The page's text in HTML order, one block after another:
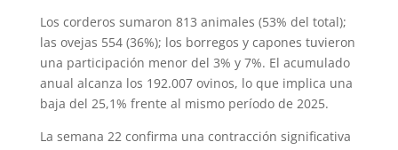
Los corderos sumaron 813 animales (53% del total);
las ovejas 554 (36%); los borregos y capones tuvieron
una participación menor del 3% y 7%. El acumulado
anual alcanza los 192.007 ovinos, lo que implica una
baja del 25,1% frente al mismo período de 2025.
La semana 22 confirma una contracción significativa